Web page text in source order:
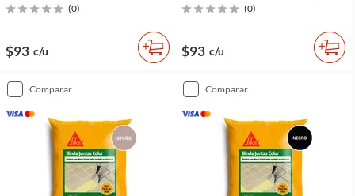
(0)
$93 c/u
(0)
$93 c/u
comparar comparar